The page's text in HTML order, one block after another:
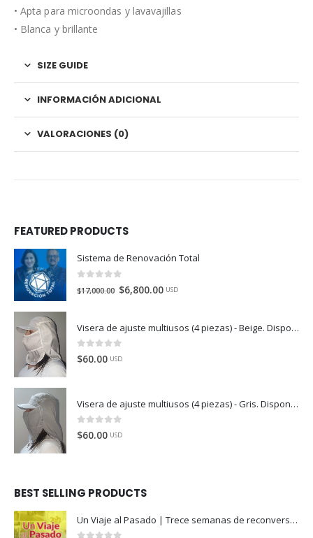
• Apta para microondas y lavavajillas
• Blanca y brillante
SIZE GUIDE
INFORMACIÓN ADICIONAL
VALORACIONES (0)
FEATURED PRODUCTS
Sistema de Renovación Total
$17,000.00 $6,800.00 USD
Visera de ajuste multiusos (4 piezas) - Beige. Disponible en México, Colombia, USA, Perú y España
0 de 5
$60.00 USD
Visera de ajuste multiusos (4 piezas) - Gris. Disponible en México, Colombia, USA, Perú y España
0 de 5
$60.00 USD
BEST SELLING PRODUCTS
Un Viaje al Pasado | Trece semanas de reconversión